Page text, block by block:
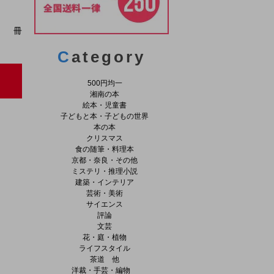
冊
Category
500円均一
湘南の本
絵本・児童書
子どもと本・子どもの世界
本の本
クリスマス
食の随筆・料理本
京都・奈良・その他
ミステリ・推理小説
建築・インテリア
芸術・美術
サイエンス
評論
文芸
花・庭・植物
ライフスタイル
茶道 他
洋裁・手芸・編物